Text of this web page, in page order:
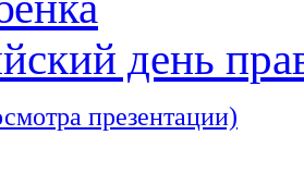
день
презентации)